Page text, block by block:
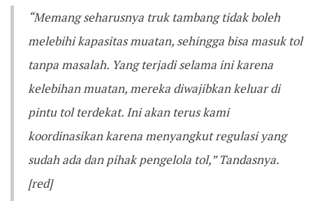
“Memang seharusnya truk tambang tidak boleh
melebihi kapasitas muatan, sehingga bisa masuk tol
tanpa masalah. Yang terjadi selama ini karena
kelebihan muatan, mereka diwajibkan keluar di
pintu tol terdekat. Ini akan terus kami
koordinasikan karena menyangkut regulasi yang
sudah ada dan pihak pengelola tol,” Tandasnya.
[red]